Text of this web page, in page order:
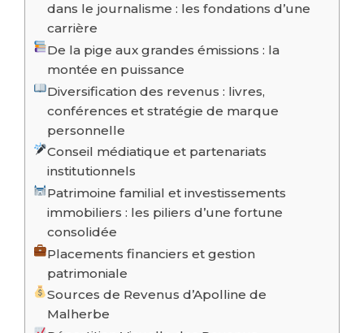
dans le journalisme : les fondations d’une
carrière
De la pige aux grandes émissions : la
montée en puissance
Diversification des revenus : livres,
conférences et stratégie de marque
personnelle
Conseil médiatique et partenariats
institutionnels
Patrimoine familial et investissements
immobiliers : les piliers d’une fortune
consolidée
Placements financiers et gestion
patrimoniale
Sources de Revenus d’Apolline de
Malherbe